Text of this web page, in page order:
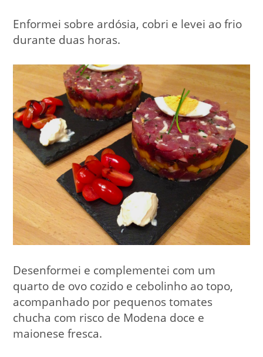
Enformei sobre ardósia, cobri e levei ao frio
durante duas horas.
Desenformei e complementei com um
quarto de ovo cozido e cebolinho ao topo,
acompanhado por pequenos tomates
chucha com risco de Modena doce e
maionese fresca.